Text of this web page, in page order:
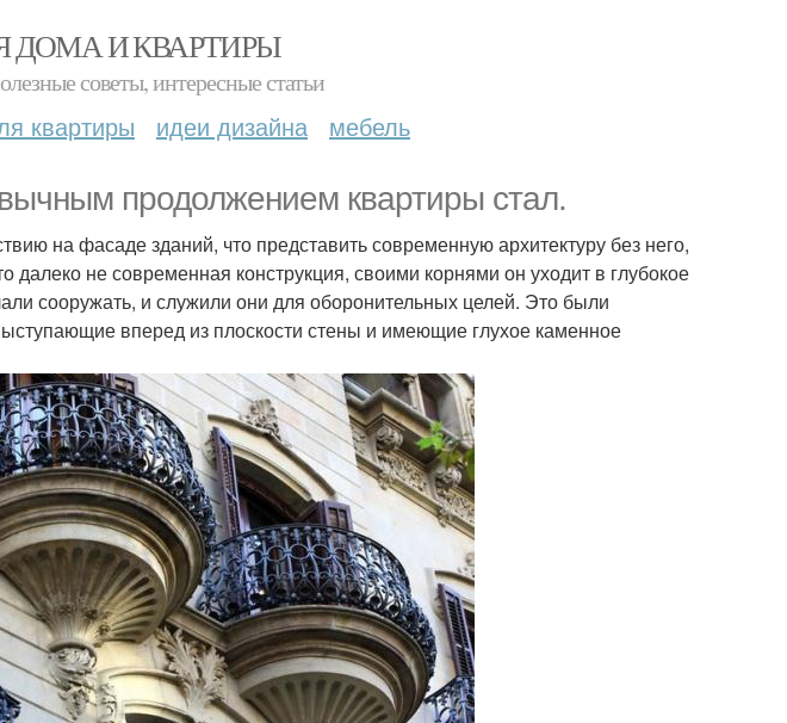
ДОМА И КВАРТИРЫ
советы, интересные статьи
квартиры идеи дизайна мебель
продолжением квартиры стал.
на фасаде зданий, что представить современную архитектуру без него,
далеко не современная конструкция, своими корнями он уходит в глубокое
сооружать, и служили они для оборонительных целей. Это были
вперед из плоскости стены и имеющие глухое каменное